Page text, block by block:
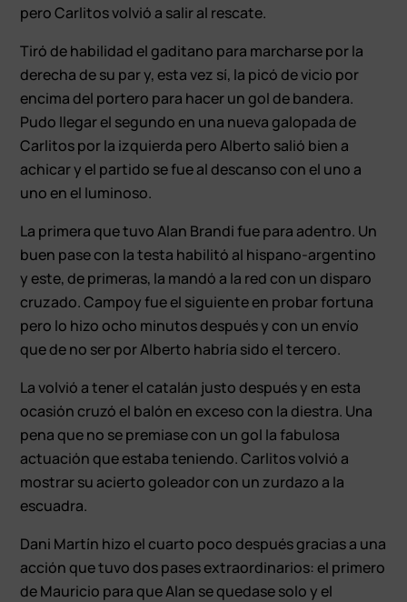
pero Carlitos volvió a salir al rescate.
Tiró de habilidad el gaditano para marcharse por la
derecha de su par y, esta vez sí, la picó de vicio por
encima del portero para hacer un gol de bandera.
Pudo llegar el segundo en una nueva galopada de
Carlitos por la izquierda pero Alberto salió bien a
achicar y el partido se fue al descanso con el uno a
uno en el luminoso.
La primera que tuvo Alan Brandi fue para adentro. Un
buen pase con la testa habilitó al hispano-argentino
y este, de primeras, la mandó a la red con un disparo
cruzado. Campoy fue el siguiente en probar fortuna
pero lo hizo ocho minutos después y con un envío
que de no ser por Alberto habría sido el tercero.
La volvió a tener el catalán justo después y en esta
ocasión cruzó el balón en exceso con la diestra. Una
pena que no se premiase con un gol la fabulosa
actuación que estaba teniendo. Carlitos volvió a
mostrar su acierto goleador con un zurdazo a la
escuadra.
Dani Martín hizo el cuarto poco después gracias a una
acción que tuvo dos pases extraordinarios: el primero
de Mauricio para que Alan se quedase solo y el